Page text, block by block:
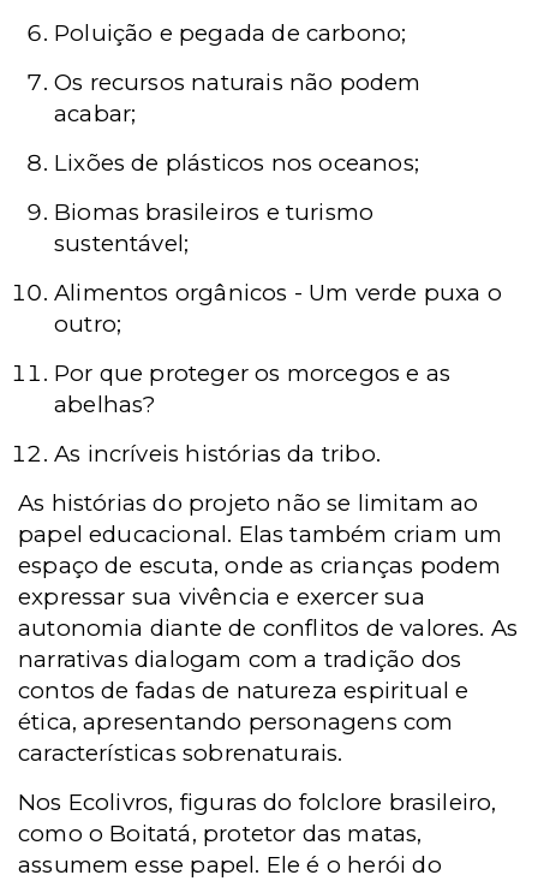
Poluição e pegada de carbono;
Os recursos naturais não podem
acabar;
Lixões de plásticos nos oceanos;
Biomas brasileiros e turismo
sustentável;
Alimentos orgânicos - Um verde puxa o
outro;
Por que proteger os morcegos e as
abelhas?
As incríveis histórias da tribo.
As histórias do projeto não se limitam ao
papel educacional. Elas também criam um
espaço de escuta, onde as crianças podem
expressar sua vivência e exercer sua
autonomia diante de conflitos de valores. As
narrativas dialogam com a tradição dos
contos de fadas de natureza espiritual e
ética, apresentando personagens com
características sobrenaturais.
Nos Ecolivros, figuras do folclore brasileiro,
como o Boitatá, protetor das matas,
assumem esse papel. Ele é o herói do